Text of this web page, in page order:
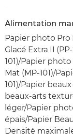
Alimentation
Papier photo Pro
Glacé Extra II
101)/Papier
Mat (MP-101)/
101)/Papier
beaux-arts
léger/Papier
épais/Papier
Densité